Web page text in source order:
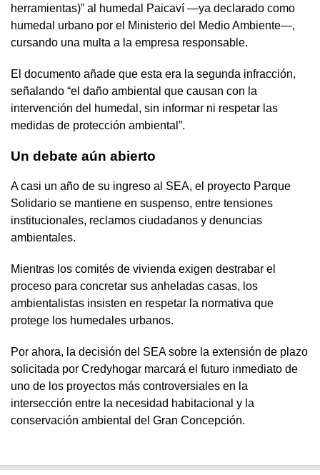
herramientas)” al humedal Paicaví —ya declarado como
humedal urbano por el Ministerio del Medio Ambiente—,
cursando una multa a la empresa responsable.
El documento añade que esta era la segunda infracción,
señalando “el daño ambiental que causan con la
intervención del humedal, sin informar ni respetar las
medidas de protección ambiental”.
Un debate aún abierto
A casi un año de su ingreso al SEA, el proyecto Parque
Solidario se mantiene en suspenso, entre tensiones
institucionales, reclamos ciudadanos y denuncias
ambientales.
Mientras los comités de vivienda exigen destrabar el
proceso para concretar sus anheladas casas, los
ambientalistas insisten en respetar la normativa que
protege los humedales urbanos.
Por ahora, la decisión del SEA sobre la extensión de plazo
solicitada por Credyhogar marcará el futuro inmediato de
uno de los proyectos más controversiales en la
intersección entre la necesidad habitacional y la
conservación ambiental del Gran Concepción.